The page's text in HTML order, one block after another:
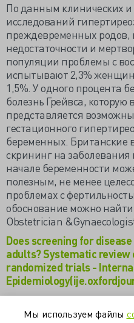
По данным клинических
исследований
преждевременных родов,
недостаточности и
популяции проблемы с
испытывают 2,3%
1,5%. У одного процента
болезнь Грейвса, которую
представляется
гестационного
беременных. Британские
скрининг на
начале беременности
полезным, не менее
проблемах с
обоснование можно
Obstetrician
Does screening for
adults? Systematic
randomized trials -
Does screening
save lives? It seems not
Мы используем файлы